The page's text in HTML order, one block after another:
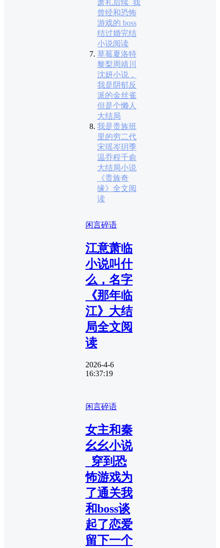
萧礼后续_我
曾经和恐怖
游戏的 boss
结过婚完结
小说阅读
草莓夏洛特
黎梨周靖川
沈妍小说，
我是阴郁反
派的金丝雀
但是个懒人
大结局
我是贵族班
里的穷二代
宋瑶岑玥季
温乔程千俞
大结局小说
《贵族奇
缘》全文阅
读
闲言碎语
江意萧临
小说叫什
么，名字
《那年临
江》大结
局全文阅
读
2026-4-6
16:37:19
闲言碎语
女主和秦
幺幺小说
_穿到恐
怖游戏为
了通关我
和boss谈
起了恋爱
留下一个